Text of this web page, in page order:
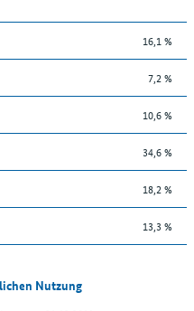
16,1 %
7,2 %
10,6 %
34,6 %
18,2 %
13,3 %
Nutzung